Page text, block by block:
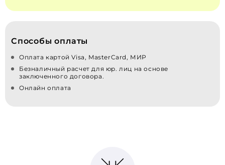
Способы оплаты
Оплата картой Visa, MasterCard, МИР
Безналичный расчет для юр. лиц на основе
заключенного договора.
Онлайн оплата